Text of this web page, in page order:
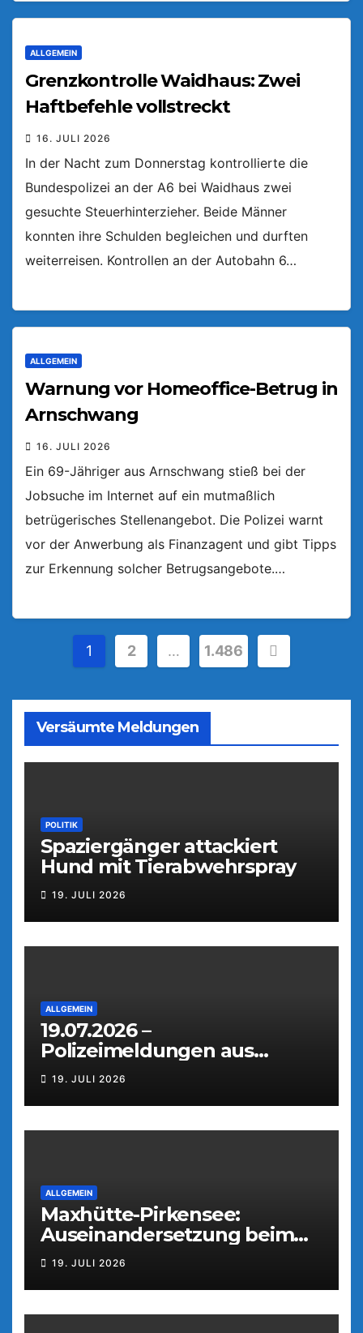
ALLGEMEIN
Grenzkontrolle Waidhaus: Zwei
Haftbefehle vollstreckt
16. JULI 2026
In der Nacht zum Donnerstag kontrollierte die
Bundespolizei an der A6 bei Waidhaus zwei
gesuchte Steuerhinterzieher. Beide Männer
konnten ihre Schulden begleichen und durften
weiterreisen. Kontrollen an der Autobahn 6…
ALLGEMEIN
Warnung vor Homeoffice-Betrug in
Arnschwang
16. JULI 2026
Ein 69-Jähriger aus Arnschwang stieß bei der
Jobsuche im Internet auf ein mutmaßlich
betrügerisches Stellenangebot. Die Polizei warnt
vor der Anwerbung als Finanzagent und gibt Tipps
zur Erkennung solcher Betrugsangebote.…
Seitennummerierung
Beiträge
1 2 … 1.486
Versäumte Meldungen
POLITIK
Spaziergänger attackiert
Hund mit Tierabwehrspray
19. JULI 2026
ALLGEMEIN
19.07.2026 –
Polizeimeldungen aus
Weiden
19. JULI 2026
ALLGEMEIN
Maxhütte-Pirkensee:
Auseinandersetzung beim
Parkfest
19. JULI 2026